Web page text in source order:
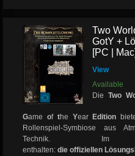
Two
GotY +
[PC | Mac]
View
Available
DieTwo
Game of the YearEdition
Rollenspiel-Symbiose aus
Technik. Im
enthalten:die offiziellen